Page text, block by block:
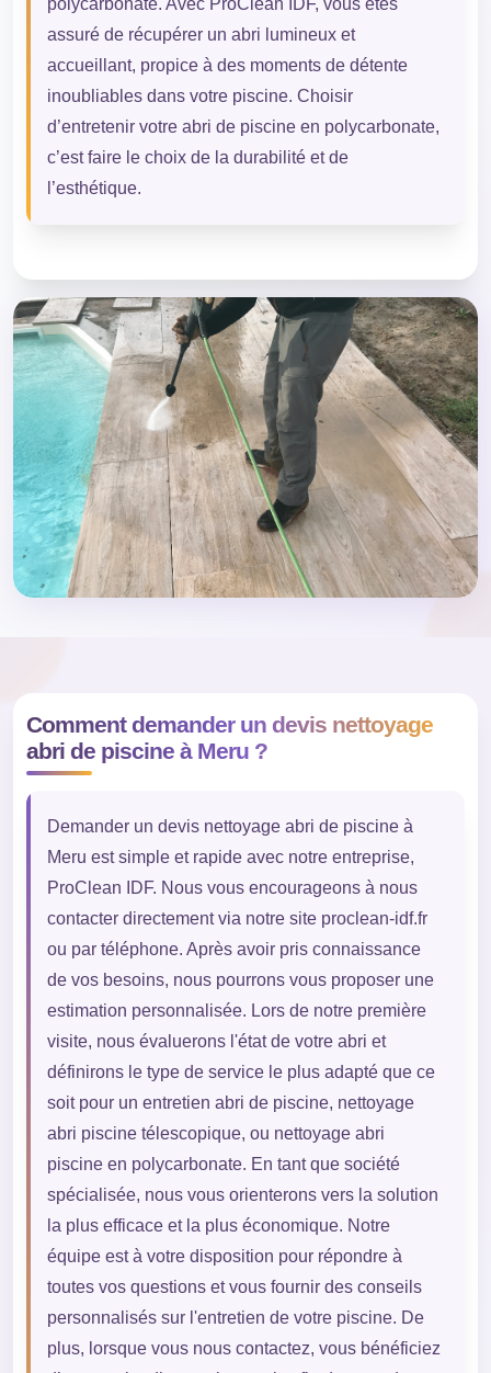
polycarbonate. Avec ProClean IDF, vous êtes
assuré de récupérer un abri lumineux et
accueillant, propice à des moments de détente
inoubliables dans votre piscine. Choisir
d’entretenir votre abri de piscine en polycarbonate,
c’est faire le choix de la durabilité et de
l’esthétique.
Comment demander un devis nettoyage
abri de piscine à Meru ?
Demander un devis nettoyage abri de piscine à
Meru est simple et rapide avec notre entreprise,
ProClean IDF. Nous vous encourageons à nous
contacter directement via notre site proclean-idf.fr
ou par téléphone. Après avoir pris connaissance
de vos besoins, nous pourrons vous proposer une
estimation personnalisée. Lors de notre première
visite, nous évaluerons l'état de votre abri et
définirons le type de service le plus adapté que ce
soit pour un entretien abri de piscine, nettoyage
abri piscine télescopique, ou nettoyage abri
piscine en polycarbonate. En tant que société
spécialisée, nous vous orienterons vers la solution
la plus efficace et la plus économique. Notre
équipe est à votre disposition pour répondre à
toutes vos questions et vous fournir des conseils
personnalisés sur l'entretien de votre piscine. De
plus, lorsque vous nous contactez, vous bénéficiez